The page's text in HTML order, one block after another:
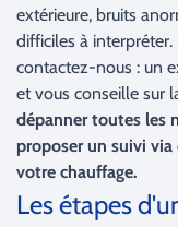
extérieure, bruits
difficiles à interpréter.
contactez-nous : un
et vous conseille sur
dépanner toutes les
proposer un suivi
votre chauffage.
Les étapes